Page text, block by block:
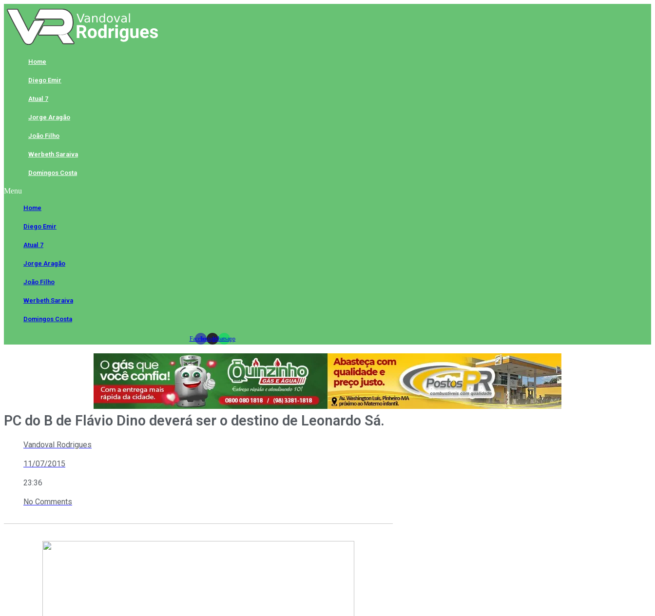
Skip
to
content
Home
Diego Emir
Atual 7
Jorge Aragão
João Filho
Werbeth Saraiva
Domingos Costa
Menu
Home
Diego Emir
Atual 7
Jorge Aragão
João Filho
Werbeth Saraiva
Domingos Costa
FacebookInstagramWhatsapp
PC do B de Flávio Dino deverá ser o destino de Leonardo Sá.
Vandoval Rodrigues
11/07/2015
23:36
No Comments